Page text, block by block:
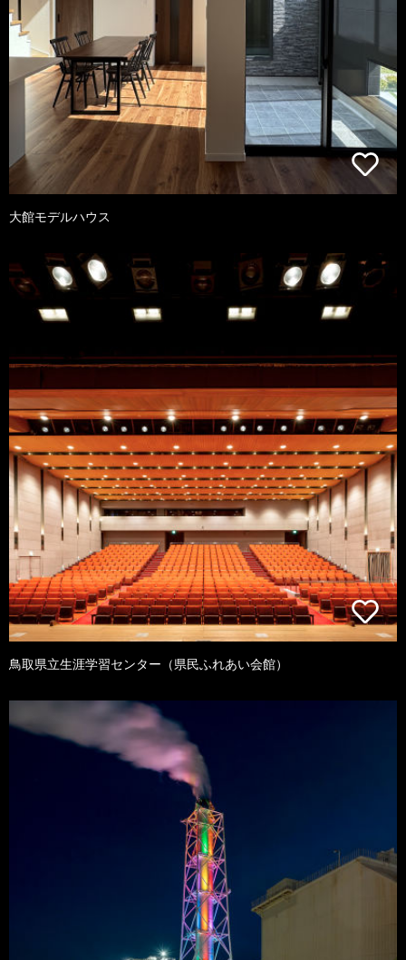
大館モデルハウス
鳥取県立生涯学習センター（県民ふれあい会館）